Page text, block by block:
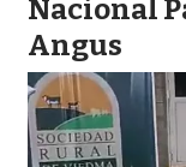
Nacional
Angus